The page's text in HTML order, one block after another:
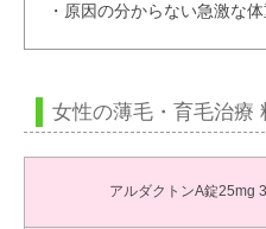
・原因の分からない急激な
女性の薄毛・育毛治療
アルダクトンA錠25mg